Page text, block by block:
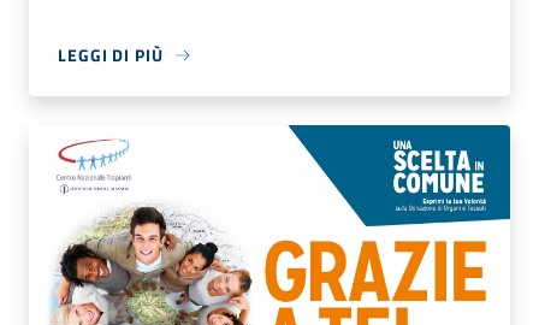
LEGGI DI PIÙ